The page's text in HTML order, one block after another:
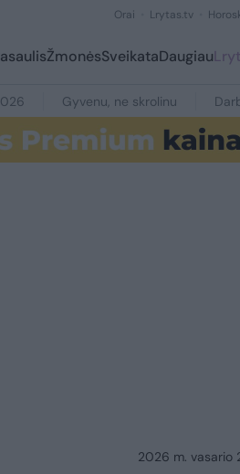
Orai Lrytas.tv
ŽmonėsSveikataDaugiau
Gyvenu, ne skrolinu
2026 m. vasario